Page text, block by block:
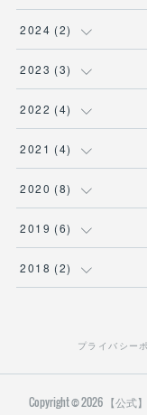
(2
2024 (2)
(2
2023 (3)
(1
(1
(1
2022 (4)
(2
(1
(1
2021 (4)
(1
(1
(1
2020 (8)
(2
(1
(2)
2019 (6)
(1
2018 (2)
プライバシー
Copyright ©2026 【公